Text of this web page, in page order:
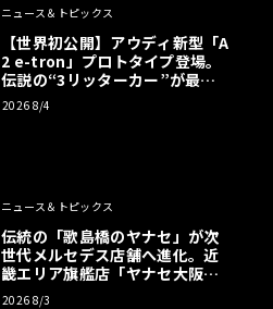
ニュース＆トピックス
【世界初公開】アウディ新型「A
2 e-tron」プロトタイプ登場。
伝説の“3リッターカー”が最高
効率エントリーBEVとして復活
【画像38枚】
2026 8/4
ニュース＆トピックス
伝統の「歌島橋のヤナセ」が次
世代メルセデス店舗へ進化。近
畿エリア旗艦店「ヤナセ大阪支
店」がリニューアル
2026 8/3